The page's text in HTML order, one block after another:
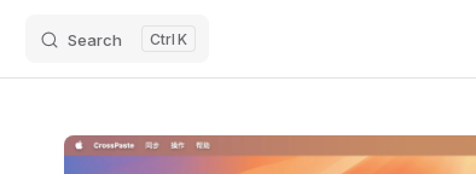
Search K